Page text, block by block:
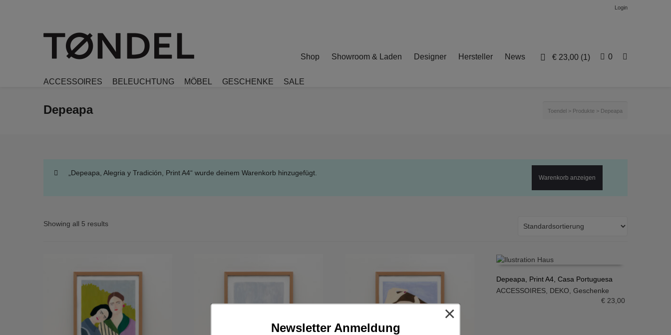
Login
€ 23,00 (1) 0
Shop Showroom & Laden Designer Hersteller News
ACCESSOIRES BELEUCHTUNG MÖBEL GESCHENKE SALE
Depeapa Toendel > Produkte > Depeapa
„Depeapa, Alegria y Tradición, Print A4“ wurde deinem Warenkorb hinzugefügt.
Warenkorb anzeigen
Showing all 5 results
IN DEN WARENKORB
Depeapa, Print A4, Casa Portuguesa
ACCESSOIRES, DEKO,Geschenke
€ 23,00
Newsletter Anmeldung
×